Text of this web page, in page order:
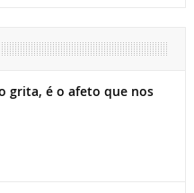
grita, é o afeto que nos